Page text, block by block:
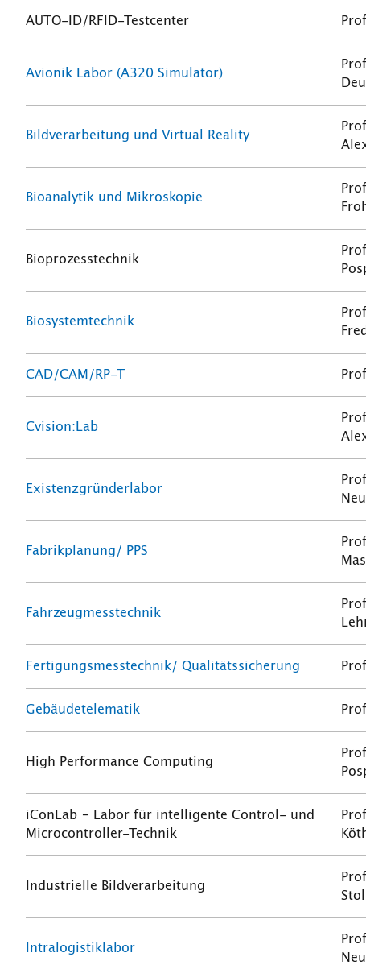
AUTO-ID/RFID-Testcenter
Avionik Labor (A320 Simulator)
Bildverarbeitung und Virtual Reality
Bioanalytik und Mikroskopie
Bioprozesstechnik
Biosystemtechnik
CAD/CAM/RP-T
Cvision:Lab
Existenzgründerlabor
Fabrikplanung/ PPS
Fahrzeugmesstechnik
Fertigungsmesstechnik/ Qualitätssicherung
Gebäudetelematik
High Performance Computing
iConLab – Labor für intelligente Control- und
Microcontroller-Technik
Industrielle Bildverarbeitung
Intralogistiklabor